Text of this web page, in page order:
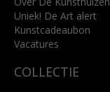
Lees meer
Uniek! De Art alert
Kunstcadeaubon
Vacatures
COLLECTIE